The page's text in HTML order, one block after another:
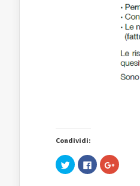
Condividi:
Fai
clic
Fai
clic
Fai
clic